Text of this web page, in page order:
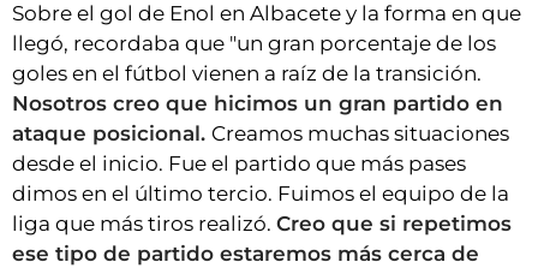
Sobre el gol de Enol en Albacete y la forma en que
llegó, recordaba que "un gran porcentaje de los
goles en el fútbol vienen a raíz de la transición.
Nosotros creo que hicimos un gran partido en
ataque posicional. Creamos muchas situaciones
desde el inicio. Fue el partido que más pases
dimos en el último tercio. Fuimos el equipo de la
liga que más tiros realizó. Creo que si repetimos
ese tipo de partido estaremos más cerca de